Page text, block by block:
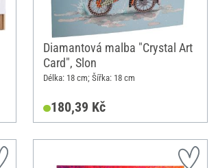
Diamantová malba "Crystal Art
Card", Slon
Délka: 18 cm; Šířka: 18 cm
180,39 Kč